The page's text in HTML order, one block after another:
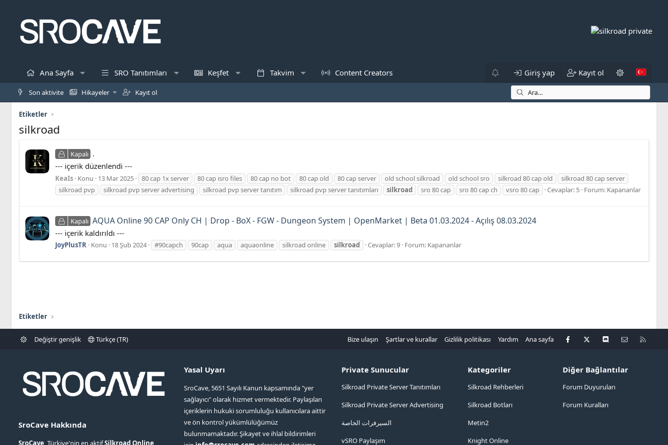
Ana Sayfa SRO Tanıtımları Keşfet Takvim Content Creators Giriş yap Kayıt ol
Son aktivite Hikayeler Kayıt ol
Etiketler
si̇lkroad
Kapalı .
--- içerik düzenlendi ---
KeaIs Konu 13 Mar 2025 80 cap 1x server 80 cap isro files 80 cap no bot 80 cap old 80 cap server old school silkroad old school sro silkroad 80 cap old
silkroad 80 cap server
silkroad pvp
silkroad pvp server advertising silkroad pvp server tanıtım silkroad pvp server tanıtımları si̇lkroad sro 80 cap sro 80 cap ch vsro 80 cap Cevaplar: 5 Forum: Kapananlar
Kapalı AQUA Online 90 CAP Only CH | Drop - BoX - FGW - Dungeon System | OpenMarket | Beta 01.03.2024 - Açılış 08.03.2024
--- içerik kaldırıldı ---
JoyPlusTR Konu 18 Şub 2024 #90capch 90cap aqua aquaonli̇ne silkroad online si̇lkroad Cevaplar: 9 Forum: Kapananlar
Etiketler
Değiştir genişlik Türkçe (TR) Bize ulaşın Şartlar ve kurallar Gizlilik politikası Yardım Ana sayfa Facebook
X Discord Bize ulaşın
SroCave Hakkında
SroCave , Türkiye'nin en aktifSilkroad Online
Yasal Uyarı
SroCave, 5651 Sayılı Kanun kapsamında "yer
sağlayıcı" olarak hizmet vermektedir. Paylaşılan
içeriklerin hukuki sorumluluğu kullanıcılara aittir
ve ön kontrol yükümlülüğümüz
bulunmamaktadır. Şikayet ve ihlal bildirimleri
Private Sunucular
Silkroad Private Server Tanıtımları
Silkroad Private Server Advertising
السيرفرات الخاصة
vSRO Paylaşım
Kategoriler
Silkroad Rehberleri
Silkroad Botları
Metin2
Knight Online
Diğer Bağlantılar
Forum Duyuruları
Forum Kuralları